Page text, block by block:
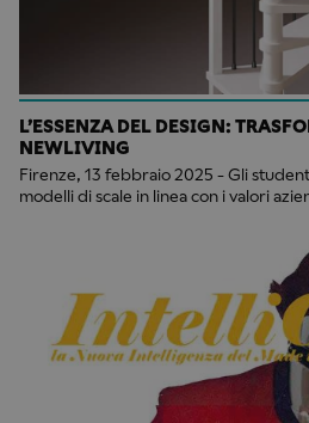
L’ESSENZA DEL DESIGN:
NEWLIVING
Firenze, 13 febbraio 2025 - Gli
modelli di scale in linea con i valori